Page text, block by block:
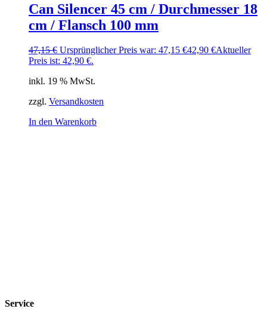
Can Silencer 45 cm / Durchmesser 18
cm / Flansch 100 mm
47,15€ Ursprünglicher Preis war: 47,15 €42,90 €Aktueller
Preis ist: 42,90 €.
inkl. 19 % MwSt.
zzgl. Versandkosten
In den Warenkorb
Service